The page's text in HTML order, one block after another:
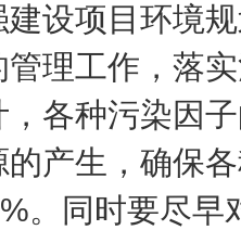
建设项目环境
管理工作，落
，各种污染因
的产生，确保
。同时要尽早